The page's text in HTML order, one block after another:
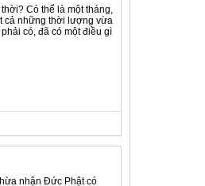
Có thể là một tháng,
cả những thời lượng vừa
có, đã có một điều gì
nhận Đức Phật có